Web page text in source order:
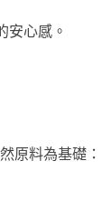
安心感。
原料為基礎：